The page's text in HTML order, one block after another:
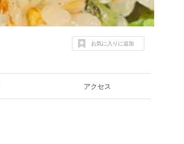
お気に入りに追加
アクセス